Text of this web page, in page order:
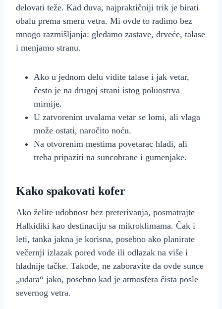
delovati teže. Kad duva, najpraktičniji trik je birati
obalu prema smeru vetra. Mi ovde to radimo bez
mnogo razmišljanja: gledamo zastave, drveće, talase
i menjamo stranu.
Ako u jednom delu vidite talase i jak vetar,
često je na drugoj strani istog poluostrva
mirnije.
U zatvorenim uvalama vetar se lomi, ali vlaga
može ostati, naročito noću.
Na otvorenim mestima povetarac hladi, ali
treba pripaziti na suncobrane i gumenjake.
Kako spakovati kofer
Ako želite udobnost bez preterivanja, posmatrajte
Halkidiki kao destinaciju sa mikroklimama. Čak i
leti, tanka jakna je korisna, posebno ako planirate
večernji izlazak pored vode ili odlazak na više i
hladnije tačke. Takođe, ne zaboravite da ovde sunce
„udara“ jako, posebno kad je atmosfera čista posle
severnog vetra.